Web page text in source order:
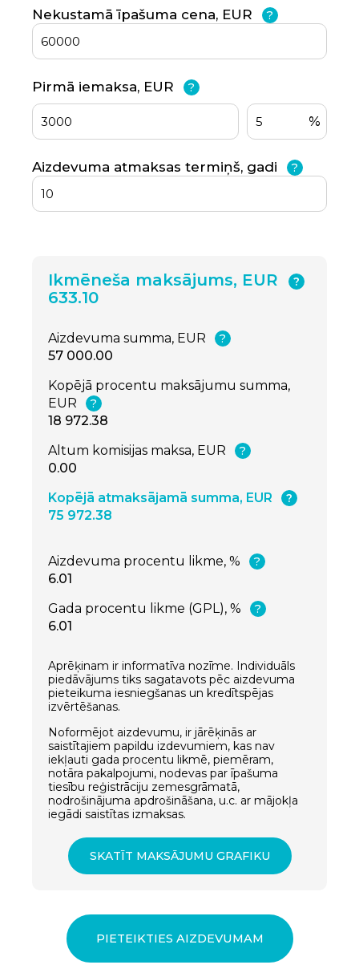
Nekustamā īpašuma cena, EUR ?
Pirmā iemaksa, EUR ?
%
Aizdevuma atmaksas termiņš, gadi ?
Ikmēneša maksājums, EUR ?
633.10
Aizdevuma summa, EUR ?
57 000.00
Kopējā procentu maksājumu summa,
EUR
?
18 972.38
Altum komisijas maksa, EUR
?
0.00
Kopējā atmaksājamā summa, EUR
?
75 972.38
Aizdevuma procentu likme, % ?
6.01
Gada procentu likme (GPL), %
?
6.01
Aprēķinam ir informatīva nozīme. Individuāls
piedāvājums tiks sagatavots pēc aizdevuma
pieteikuma iesniegšanas un kredītspējas
izvērtēšanas.
Noformējot aizdevumu, ir jārēķinās ar
saistītajiem papildu izdevumiem, kas nav
iekļauti gada procentu likmē, piemēram,
notāra pakalpojumi, nodevas par īpašuma
tiesību reģistrāciju zemesgrāmatā,
nodrošinājuma apdrošināšana, u.c. ar mājokļa
iegādi saistītas izmaksas.
SKATĪT MAKSĀJUMU GRAFIKU
PIETEIKTIES AIZDEVUMAM